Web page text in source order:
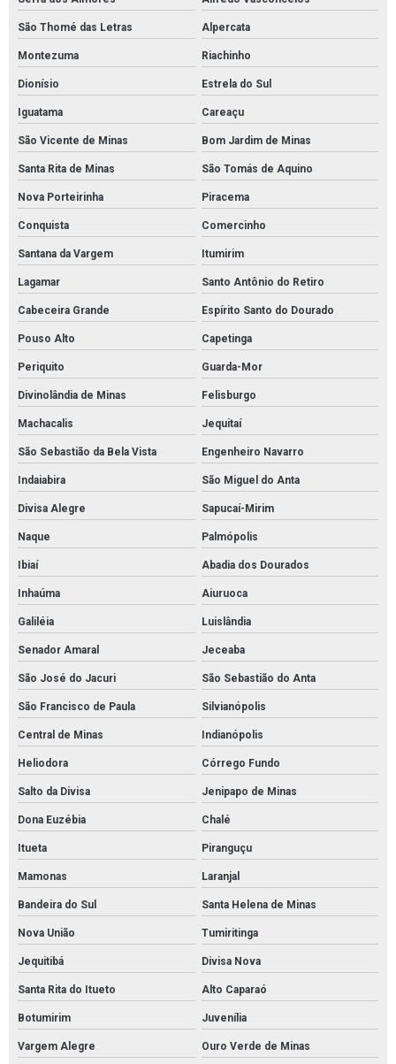
São Thomé das Letras Alpercata
Montezuma Riachinho
Dionísio Estrela do Sul
Iguatama Careaçu
São Vicente de Minas Bom Jardim de Minas
Santa Rita de Minas São Tomás de Aquino
Nova Porteirinha Piracema
Conquista Comercinho
Santana da Vargem Itumirim
Lagamar Santo Antônio do Retiro
Cabeceira Grande Espírito Santo do Dourado
Pouso Alto Capetinga
Periquito Guarda-Mor
Divinolândia de Minas Felisburgo
Machacalis Jequitaí
São Sebastião da Bela Vista Engenheiro Navarro
Indaiabira São Miguel do Anta
Divisa Alegre Sapucaí-Mirim
Naque Palmópolis
Ibiaí Abadia dos Dourados
Inhaúma Aiuruoca
Galiléia Luislândia
Senador Amaral Jeceaba
São José do Jacuri São Sebastião do Anta
São Francisco de Paula Silvianópolis
Central de Minas Indianópolis
Heliodora Córrego Fundo
Salto da Divisa Jenipapo de Minas
Dona Euzébia Chalé
Itueta Piranguçu
Mamonas Laranjal
Bandeira do Sul Santa Helena de Minas
Nova União Tumiritinga
Jequitibá Divisa Nova
Santa Rita do Itueto Alto Caparaó
Botumirim Juvenília
Vargem Alegre Ouro Verde de Minas